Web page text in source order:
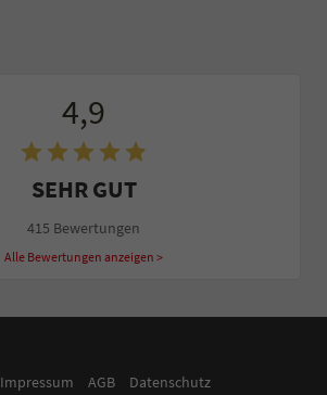
4,9
SEHR GUT
415 Bewertungen
Alle Bewertungen anzeigen >
Impressum AGB
Datenschutz